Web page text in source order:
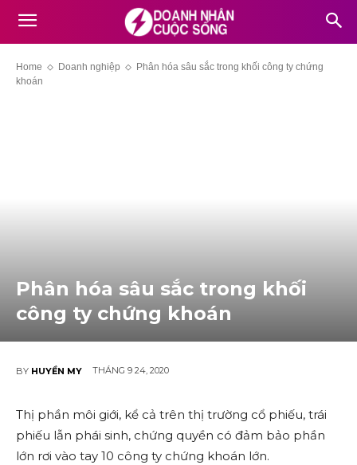
Home Doanh nghiệp
Phân hóa sâu sắc trong khối công ty chứng
khoán
Phân hóa sâu sắc trong khối
công ty chứng khoán
BY HUYỀN MY THÁNG 9 24, 2020
Thị phần môi giới, kể cả trên thị trường cổ phiếu, trái
phiếu lẫn phái sinh, chứng quyền có đảm bảo phần
lớn rơi vào tay 10 công ty chứng khoán lớn.